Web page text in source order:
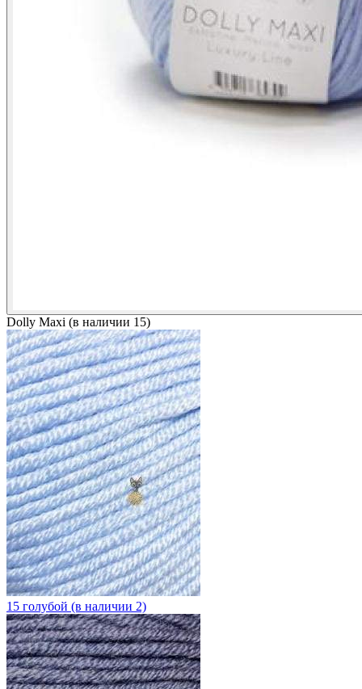
Dolly Maxi (в наличии 15)
15 голубой (в наличии 2)